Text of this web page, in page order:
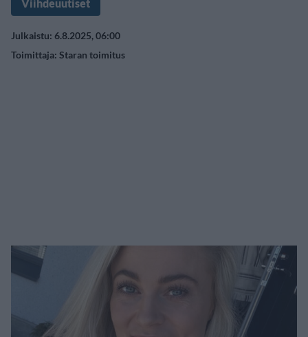
Viihdeuutiset
Julkaistu: 6.8.2025, 06:00
Toimittaja: Staran toimitus